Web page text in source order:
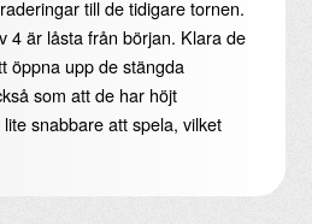
till de tidigare tornen.
4 är låsta från början. Klara de
öppna upp de stängda
som att de har höjt
snabbare att spela, vilket